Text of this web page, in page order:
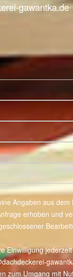
gawantka.de
Angaben aus
erhoben und
Einwilligung
zum Umgang mit